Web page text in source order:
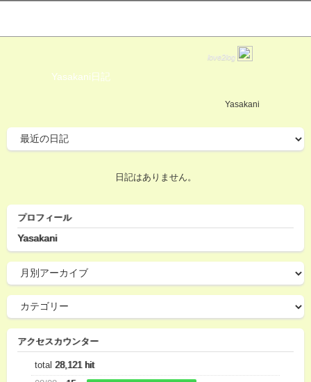
love2log
Yasakani日記
Yasakani
日記はありません。
プロフィール
Yasakani
アクセスカウンター
total 28,121 hit